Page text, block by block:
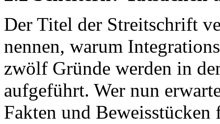
Der Titel der Streitschrift
nennen, warum
zwölf Gründe werden in
aufgeführt. Wer nun
Fakten und